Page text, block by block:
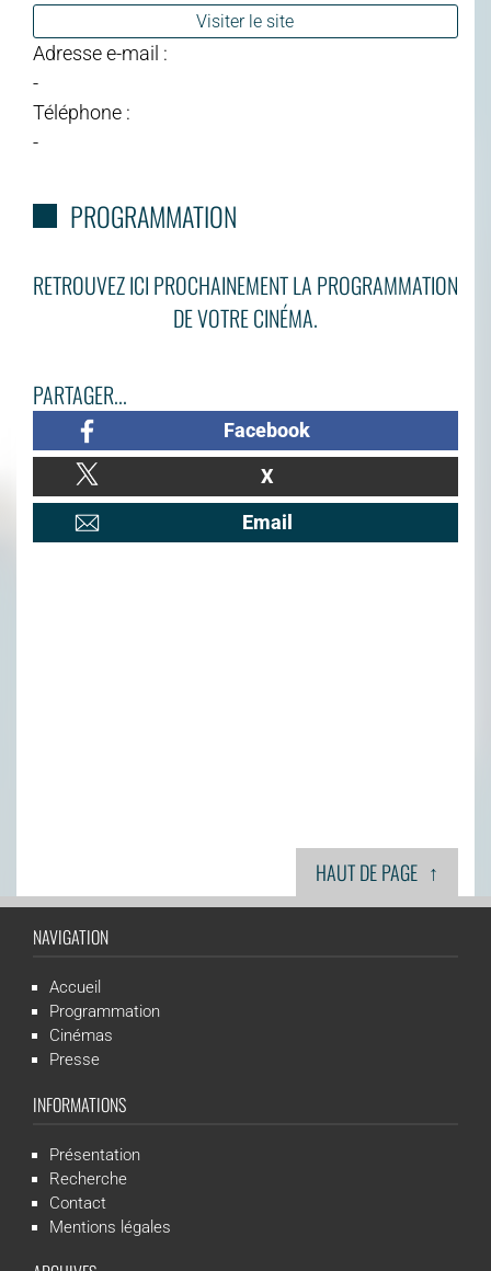
Visiter le site
Adresse e-mail :
-
Téléphone :
-
PROGRAMMATION
RETROUVEZ ICI PROCHAINEMENT LA PROGRAMMATION
DE VOTRE CINÉMA.
PARTAGER...
Facebook
X
Email
HAUT DE PAGE ↑
NAVIGATION
Accueil
Programmation
Cinémas
Presse
INFORMATIONS
Présentation
Recherche
Contact
Mentions légales